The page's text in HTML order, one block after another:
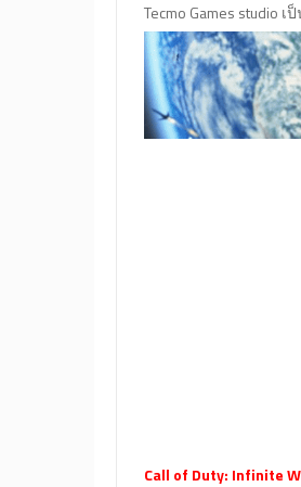
Tecmo Games studio
Call of Duty: Infinite